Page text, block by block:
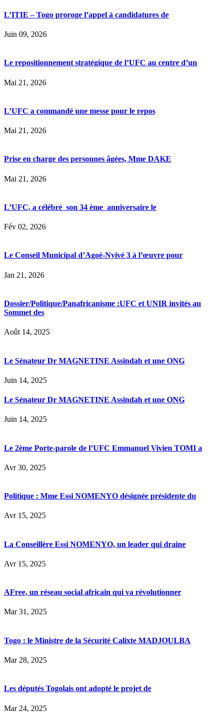
L’ITIE – Togo proroge l’appel à candidatures de
Juin 09, 2026
Le repositionnement stratégique de l’UFC au centre d’un
Mai 21, 2026
L’UFC a commandé une messe pour le repos
Mai 21, 2026
Prise en charge des personnes âgées, Mme DAKE
Mai 21, 2026
L’UFC, a célébré son 34 ème anniversaire le
Fév 02, 2026
Le Conseil Municipal d’Agoè-Nyivé 3 à l’œuvre pour
Jan 21, 2026
Dossier/Politique/Panafricanisme :UFC et UNIR invités au
Sommet des
Août 14, 2025
Le Sénateur Dr MAGNETINE Assindah et une ONG
Juin 14, 2025
Le Sénateur Dr MAGNETINE Assindah et une ONG
Juin 14, 2025
Le 2ème Porte-parole de l’UFC Emmanuel Vivien TOMI a
Avr 30, 2025
Politique : Mme Essi NOMENYO désignée présidente du
Avr 15, 2025
La Conseillère Essi NOMENYO, un leader qui draine
Avr 15, 2025
AFree, un réseau social africain qui va révolutionner
Mar 31, 2025
Togo : le Ministre de la Sécurité Calixte MADJOULBA
Mar 28, 2025
Les députés Togolais ont adopté le projet de
Mar 24, 2025